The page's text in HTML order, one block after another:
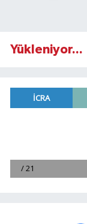
Yükleniyor...